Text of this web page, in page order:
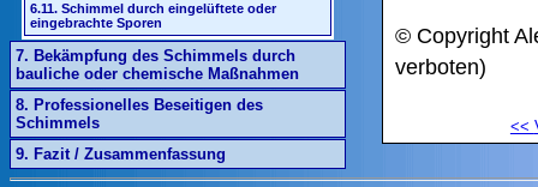
6.11. Schimmel durch eingelüftete oder
eingebrachte Sporen
7. Bekämpfung des Schimmels durch
bauliche oder chemische Maßnahmen
8. Professionelles Beseitigen des
Schimmels
9. Fazit / Zusammenfassung
© Copyright
verboten)
<<